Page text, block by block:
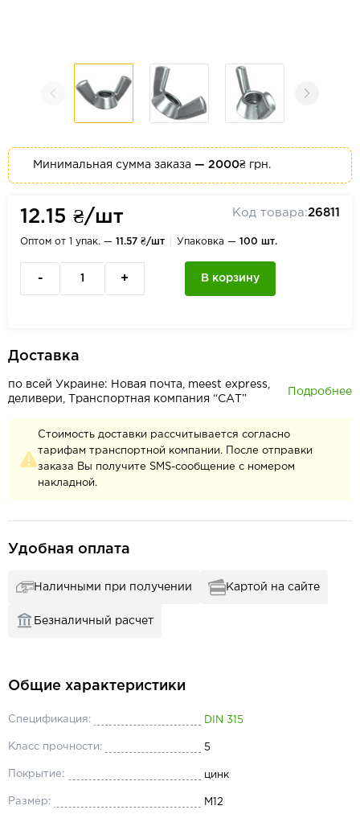
Минимальная сумма заказа — 2000₴ грн.
12.15 ₴/шт Код товара:26811
Оптом от 1 упак. — 11.57 ₴/шт Упаковка — 100 шт.
- + В корзину
Доставка
по всей Украине: Новая почта, meest express,
деливери, Транспортная компания “САТ”
Подробнее
Стоимость доставки рассчитывается согласно
тарифам транспортной компании. После отправки
заказа Вы получите SMS-сообщение с номером
накладной.
Удобная оплата
Наличными при получении Картой на сайте
Безналичный расчет
Общие характеристики
Спецификация: DIN 315
Класс прочности: 5
Покрытие: цинк
Размер: М12